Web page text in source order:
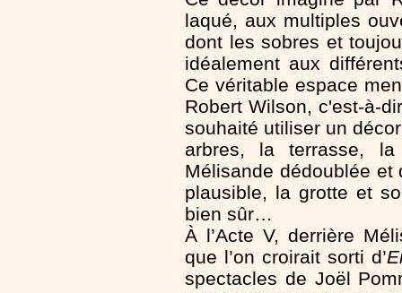
laqué, aux multiples
dont les sobres et
idéalement aux
Ce véritable espace
Robert Wilson, c'est-à-
souhaité utiliser un
arbres, la terrasse,
Mélisande dédoublée et
plausible, la grotte et
bien sûr…
À l’Acte V, derrière
que l’on croirait sorti d’
spectacles de Joël